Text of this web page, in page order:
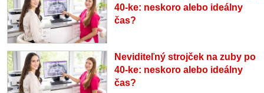
40-ke: neskoro alebo ideálny
čas?
Neviditeľný strojček na zuby po
40-ke: neskoro alebo ideálny
čas?